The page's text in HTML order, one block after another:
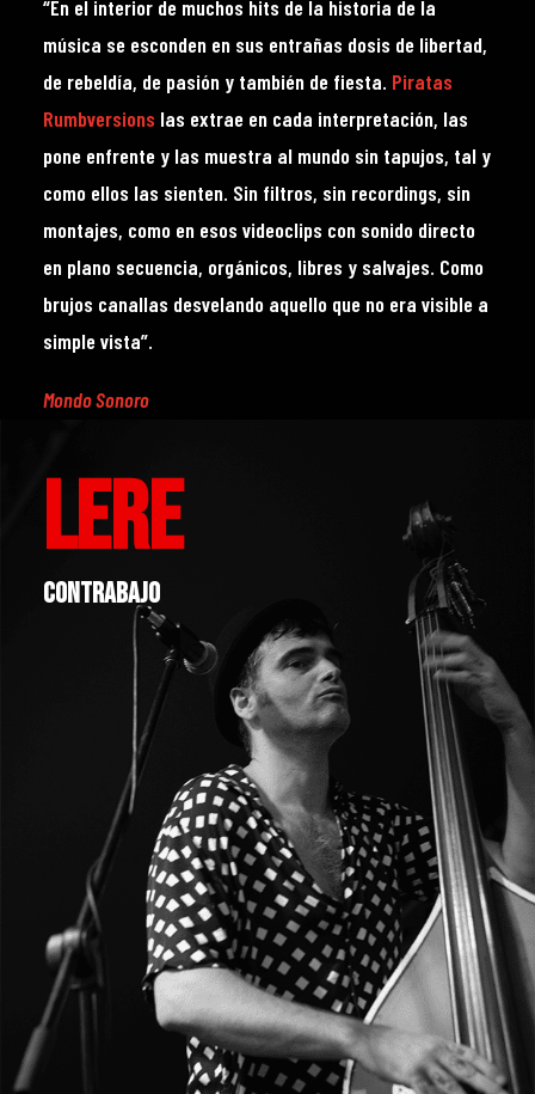
“En el interior de muchos hits de la historia de la
música se esconden en sus entrañas dosis de libertad,
de rebeldía, de pasión y también de fiesta. Piratas
Rumbversions las extrae en cada interpretación, las
pone enfrente y las muestra al mundo sin tapujos, tal y
como ellos las sienten. Sin filtros, sin recordings, sin
montajes, como en esos videoclips con sonido directo
en plano secuencia, orgánicos, libres y salvajes. Como
brujos canallas desvelando aquello que no era visible a
simple vista”.
Mondo Sonoro
LERE
contrabajo